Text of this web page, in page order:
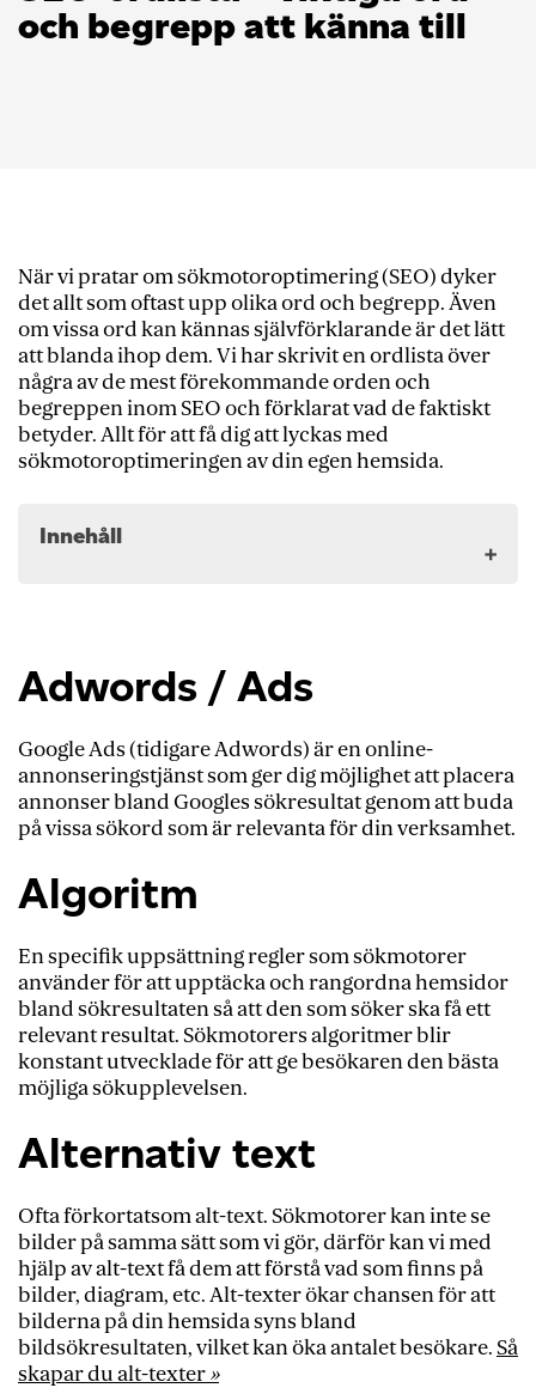
och begrepp att känna till
När vi pratar om sökmotoroptimering (SEO) dyker
det allt som oftast upp olika ord och begrepp. Även
om vissa ord kan kännas självförklarande är det lätt
att blanda ihop dem. Vi har skrivit en ordlista över
några av de mest förekommande orden och
begreppen inom SEO och förklarat vad de faktiskt
betyder. Allt för att få dig att lyckas med
sökmotoroptimeringen av din egen hemsida.
Innehåll
Alternativ text
Ankartext
Avvisningsfrekvens
Bildoptimering
Brödtext
Crawling
Domän
Duplicerat innehåll
Extern länk
Google Search Console (tidigare Google Webmaster
Tools)
Googles riktlinjer för webbansvariga
Huvudrubrik
Hyperlänk
Adwords / Ads
Google Ads (tidigare Adwords) är en online-
annonseringstjänst som ger dig möjlighet att placera
annonser bland Googles sökresultat genom att buda
på vissa sökord som är relevanta för din verksamhet.
Algoritm
En specifik uppsättning regler som sökmotorer
använder för att upptäcka och rangordna hemsidor
bland sökresultaten så att den som söker ska få ett
relevant resultat. Sökmotorers algoritmerblir
konstant utvecklade för att ge besökaren den bästa
möjliga sökupplevelsen.
Alternativ text
Ofta förkortatsom alt-text.Sökmotorer kan inte se
bilder på samma sätt som vi gör, därför kan vi med
hjälp av alt-text få dem att förstå vad som finns på
bilder, diagram, etc. Alt-texter ökar chansen för att
bilderna på din hemsida syns bland
bildsökresultaten, vilket kan öka antalet besökare.Så
skapar du alt-texter»